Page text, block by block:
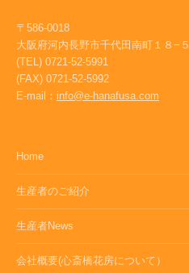
〒586-0018
大阪府河内長野市千代田南町１８−５
(TEL) 0721-52-5991
(FAX) 0721-52-5992
E-mail： info@e-hanafusa.com
Home
生産者のご紹介
生産者News
会社概要(心斎橋花房について）